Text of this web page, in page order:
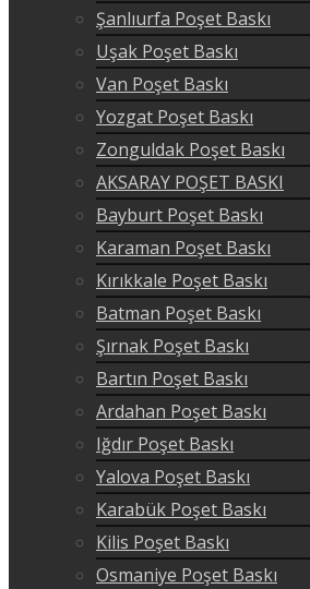
Şanlıurfa Poşet Baskı
Uşak Poşet Baskı
Van Poşet Baskı
Yozgat Poşet Baskı
Zonguldak Poşet Baskı
AKSARAY POŞET BASKI
Bayburt Poşet Baskı
Karaman Poşet Baskı
Kırıkkale Poşet Baskı
Batman Poşet Baskı
Şırnak Poşet Baskı
Bartın Poşet Baskı
Ardahan Poşet Baskı
Iğdır Poşet Baskı
Yalova Poşet Baskı
Karabük Poşet Baskı
Kilis Poşet Baskı
Osmaniye Poşet Baskı